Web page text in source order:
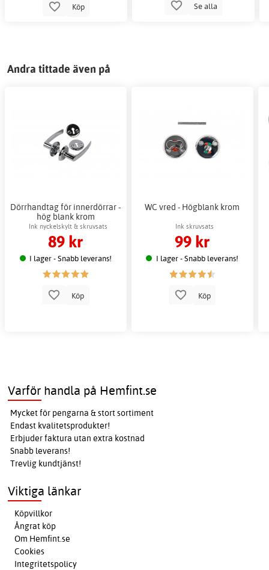
Köp Se alla
Andra tittade även på
Dörrhandtag för innerdörrar -
hög blank krom
Ink nyckelskylt & skruvsats
89 kr
I lager - Snabb leverans!
Köp
WC vred - Högblank krom
Ink skruvsats
99 kr
I lager - Snabb leverans!
Köp
Varför handla på Hemfint.se
Mycket för pengarna & stort sortiment
Endast kvalitetsprodukter!
Erbjuder faktura utan extra kostnad
Snabb leverans!
Trevlig kundtjänst!
Viktiga länkar
Köpvillkor
Ångrat köp
Om Hemfint.se
Cookies
Integritetspolicy